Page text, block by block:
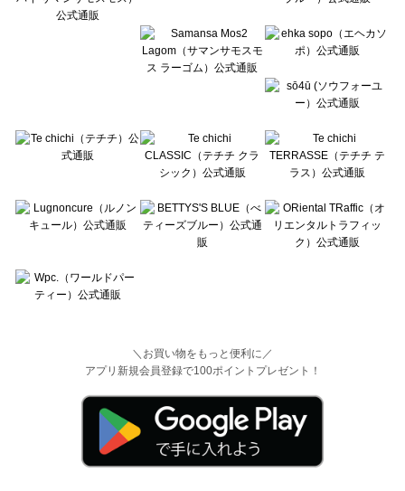
Wpc.（ワールドパーティー）のその他シューズ一覧
＼お買い物をもっと便利に／
アプリ新規会員登録で100ポイントプレゼント！